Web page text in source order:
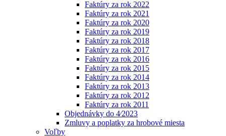
Faktúry za rok 2022
Faktúry za rok 2021
Faktúry za rok 2020
Faktúry za rok 2019
Faktúry za rok 2018
Faktúry za rok 2017
Faktúry za rok 2016
Faktúry za rok 2015
Faktúry za rok 2014
Faktúry za rok 2013
Faktúry za rok 2012
Faktúry za rok 2011
Objednávky do 4⁄2023
Zmluvy a poplatky za hrobové miesta
Voľby